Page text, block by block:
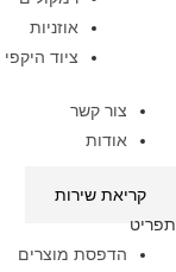
אוזניות
ציוד היקפי
צור קשר
אודות
קריאת שירות
תפריט
הדפסת מוצרים